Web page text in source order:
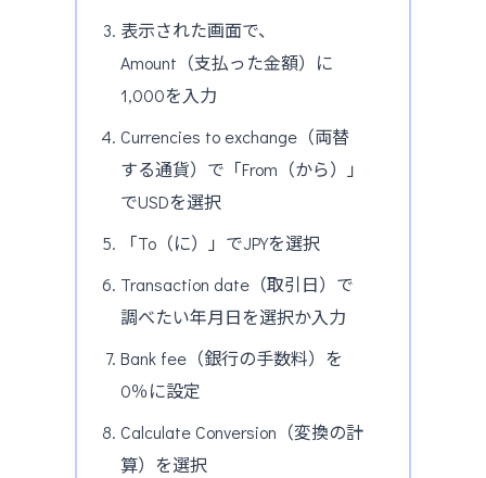
表示された画面で、
Amount（支払った金額）に
1,000を入力
Currencies to exchange（両替
する通貨）で「From（から）」
でUSDを選択
「To（に）」でJPYを選択
Transaction date（取引日）で
調べたい年月日を選択か入力
Bank fee（銀行の手数料）を
0％に設定
Calculate Conversion（変換の計
算）を選択